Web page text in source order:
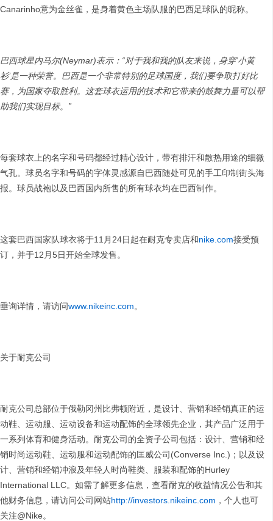
Canarinho意为金丝雀，是身着黄色主场队服的巴西足球队的昵称。
巴西球星内马尔(Neymar)表示：“对于我和我的队友来说，身穿‘小黄
衫’是一种荣誉。巴西是一个非常特别的足球国度，我们要争取打好比
赛，为国家夺取胜利。这套球衣运用的技术和它带来的鼓舞力量可以帮
助我们实现目标。”
每套球衣上的名字和号码都经过精心设计，带有排汗和散热用途的细微
气孔。球员名字和号码的字体灵感源自巴西随处可见的手工印制街头海
报。球员战袍以及巴西国内所售的所有球衣均在巴西制作。
这套巴西国家队球衣将于11月24日起在耐克专卖店和nike.com接受预
订，并于12月5日开始全球发售。
垂询详情，请访问www.nikeinc.com。
关于耐克公司
耐克公司总部位于俄勒冈州比弗顿附近，是设计、营销和经销真正的运
动鞋、运动服、运动设备和运动配饰的全球领先企业，其产品广泛用于
一系列体育和健身活动。耐克公司的全资子公司包括：设计、营销和经
销时尚运动鞋、运动服和运动配饰的匡威公司(Converse Inc.)；以及设
计、营销和经销冲浪及年轻人时尚鞋类、服装和配饰的Hurley
International LLC。如需了解更多信息，查看耐克的收益情况公告和其
他财务信息，请访问公司网站http://investors.nikeinc.com ，个人也可
关注@Nike。